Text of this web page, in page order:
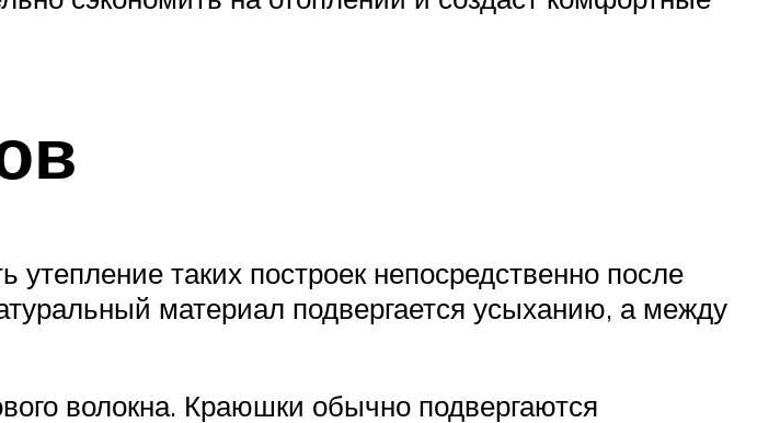
таких построек непосредственно после
материал подвергается усыханию, а между
волокна. Краюшки обычно подвергаются